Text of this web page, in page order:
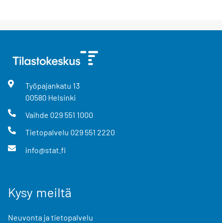
Työpajankatu 13
00580 Helsinki
Vaihde 029 551 1000
Tietopalvelu 029 551 2220
info@stat.fi
Kysy meiltä
Neuvonta ja tietopalvelu